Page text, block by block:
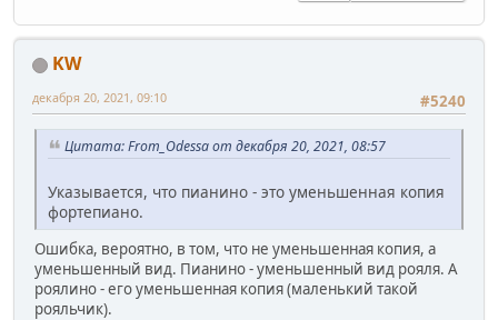
KW
#5240
декабря 20, 2021, 09:10
Цитата: From_Odessa от декабря 20, 2021, 08:57
Указывается, что пианино - это уменьшенная копия
фортепиано.
Ошибка, вероятно, в том, что не уменьшенная копия, а
уменьшенный вид. Пианино - уменьшенный вид рояля. А
роялино - его уменьшенная копия (маленький такой
рояльчик).